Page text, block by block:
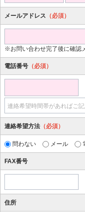
メールアドレス （必須）
※お問い合わせ完了後に確認
電話番号 （必須）
連絡希望時間帯があればご
連絡希望方法 （必須）
問わない メール
FAX番号
住所